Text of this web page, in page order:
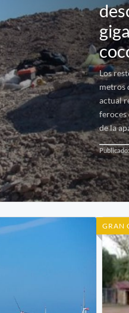
Los
metros
actual
feroces
de la
GRAN